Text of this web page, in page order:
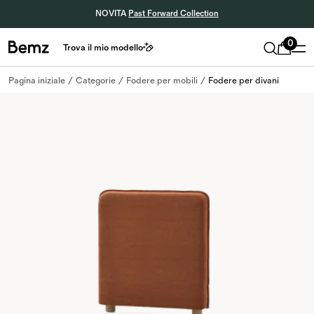
NOVITA Past Forward Collection
Trova il mio modello 0
Pagina iniziale Categorie Fodere per mobili Fodere per divani